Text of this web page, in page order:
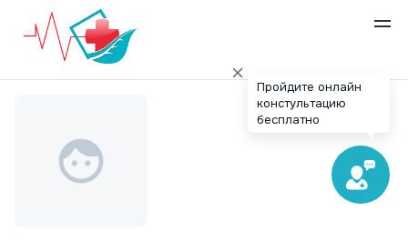
Пройдите онлайн
констультацию
бесплатно